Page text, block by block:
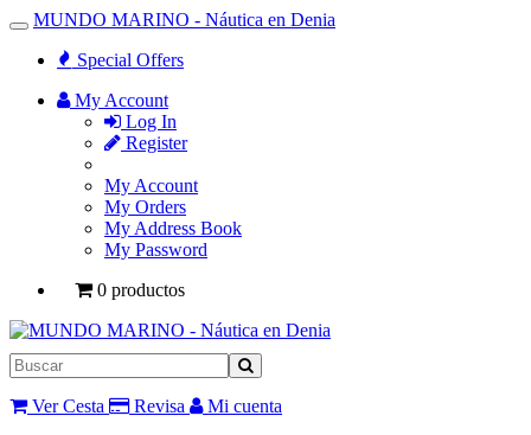
Toggle
Navigation
MUNDO MARINO - Náutica en Denia
Special Offers
My Account
Log In
Register
My Account
My Orders
My Address Book
My Password
0 productos
Ver Cesta Revisa
Mi cuenta